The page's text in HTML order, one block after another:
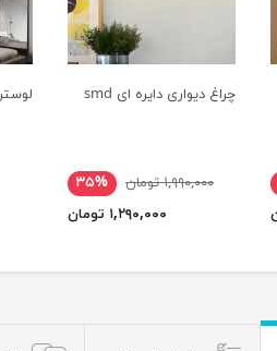
چراغ دیواری دایره ای smd
۱,۹۹۰,۰۰۰ تومان
۳۵%
۱,۲۹۰,۰۰۰ تومان